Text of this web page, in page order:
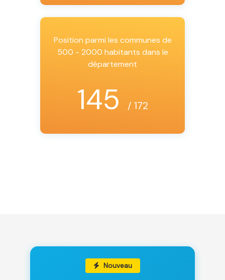
Position parmi les communes de
500 - 2000 habitants dans le
département
145 / 172
Nouveau